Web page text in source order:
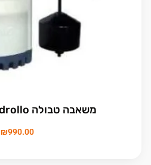
משאבה טבולה top 2 gm pedrollo
₪990.00